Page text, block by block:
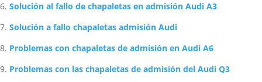
Solución al fallo de chapaletas en admisión Audi A3
Solución a fallo chapaletas admisión Audi
Problemas con chapaletas de admisión en Audi A6
Problemas con las chapaletas de admisión del Audi Q3